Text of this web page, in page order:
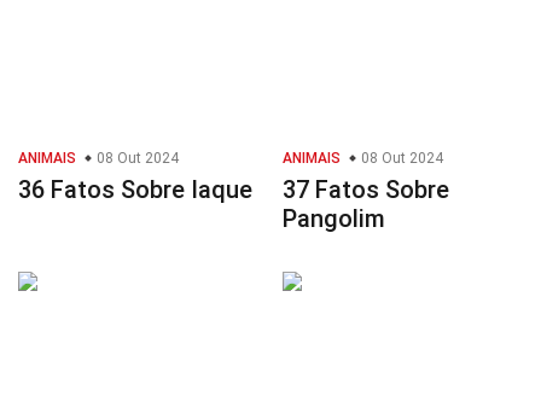
ANIMAIS 08 Out 2024
36 Fatos Sobre Iaque
ANIMAIS 08 Out 2024
37 Fatos Sobre
Pangolim